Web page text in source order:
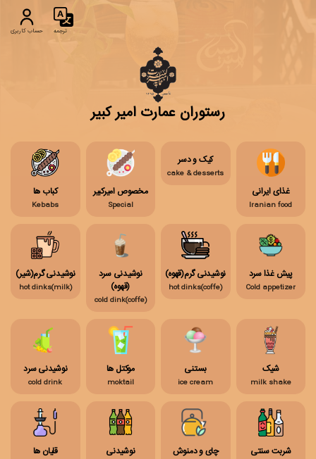
حساب کاربری ترجمه
رستوران عمارت امیر کبیر
غذای ایرانی
Iranian food
کیک و دسر
cake & desserts
مخصوص امیرکبیر
Special
کباب ها
Kebabs
پیش غذا سرد
Cold appetizer
نوشیدنی گرم(قهوه)
hot dinks(coffe)
نوشیدنی سرد
(قهوه)
cold dink(coffe)
نوشیدنی گرم(شیر)
hot dinks(milk)
شیک
milk shake
بستنی
ice cream
موکتل ها
moktail
نوشیدنی سرد
cold drink
شربت سنتی چای و دمنوش نوشیدنی قلیان ها